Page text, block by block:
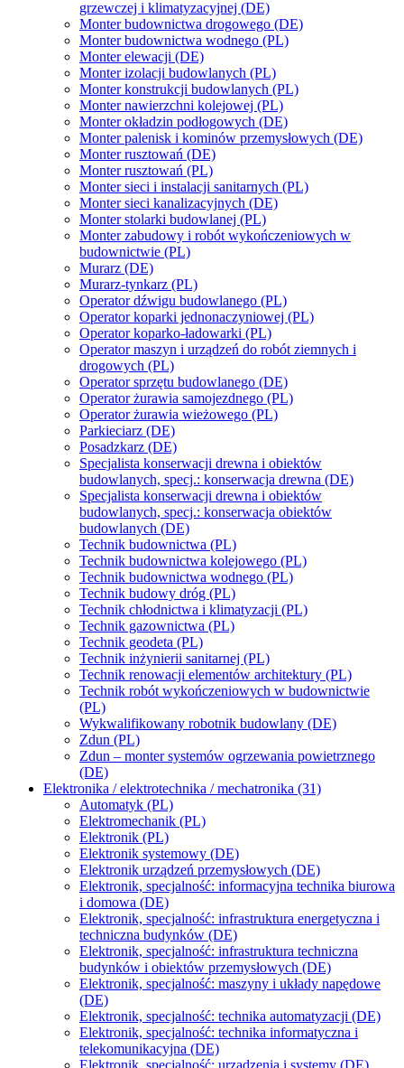
grzewczej i klimatyzacyjnej (DE)
Monter budownictwa drogowego (DE)
Monter budownictwa wodnego (PL)
Monter elewacji (DE)
Monter izolacji budowlanych (PL)
Monter konstrukcji budowlanych (PL)
Monter nawierzchni kolejowej (PL)
Monter okładzin podłogowych (DE)
Monter palenisk i kominów przemysłowych (DE)
Monter rusztowań (DE)
Monter rusztowań (PL)
Monter sieci i instalacji sanitarnych (PL)
Monter sieci kanalizacyjnych (DE)
Monter stolarki budowlanej (PL)
Monter zabudowy i robót wykończeniowych w
budownictwie (PL)
Murarz (DE)
Murarz-tynkarz (PL)
Operator dźwigu budowlanego (PL)
Operator koparki jednonaczyniowej (PL)
Operator koparko-ładowarki (PL)
Operator maszyn i urządzeń do robót ziemnych i
drogowych (PL)
Operator sprzętu budowlanego (DE)
Operator żurawia samojezdnego (PL)
Operator żurawia wieżowego (PL)
Parkieciarz (DE)
Posadzkarz (DE)
Specjalista konserwacji drewna i obiektów
budowlanych, specj.: konserwacja drewna (DE)
Specjalista konserwacji drewna i obiektów
budowlanych, specj.: konserwacja obiektów
budowlanych (DE)
Technik budownictwa (PL)
Technik budownictwa kolejowego (PL)
Technik budownictwa wodnego (PL)
Technik budowy dróg (PL)
Technik chłodnictwa i klimatyzacji (PL)
Technik gazownictwa (PL)
Technik geodeta (PL)
Technik inżynierii sanitarnej (PL)
Technik renowacji elementów architektury (PL)
Technik robót wykończeniowych w budownictwie
(PL)
Wykwalifikowany robotnik budowlany (DE)
Zdun (PL)
Zdun – monter systemów ogrzewania powietrznego
(DE)
Elektronika / elektrotechnika / mechatronika (31)
Automatyk (PL)
Elektromechanik (PL)
Elektronik (PL)
Elektronik systemowy (DE)
Elektronik urządzeń przemysłowych (DE)
Elektronik, specjalność: informacyjna technika biurowa
i domowa (DE)
Elektronik, specjalność: infrastruktura energetyczna i
techniczna budynków (DE)
Elektronik, specjalność: infrastruktura techniczna
budynków i obiektów przemysłowych (DE)
Elektronik, specjalność: maszyny i układy napędowe
(DE)
Elektronik, specjalność: technika automatyzacji (DE)
Elektronik, specjalność: technika informatyczna i
telekomunikacyjna (DE)
Elektronik, specjalność: urządzenia i systemy (DE)